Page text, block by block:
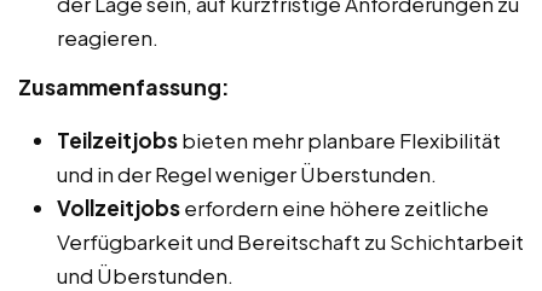
reagieren.
Zusammenfassung:
Teilzeitjobsbieten mehr planbare Flexibilität
und in der Regel weniger Überstunden.
Vollzeitjobserfordern eine höhere zeitliche
Verfügbarkeit und Bereitschaft zu Schichtarbeit
und Überstunden.